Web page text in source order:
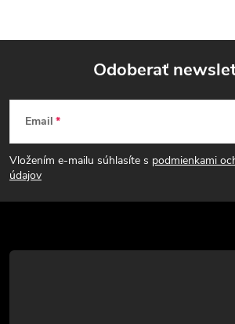
Z
á
p
t
Odoberať
Email
Vložením e-mailu súhlasíte s podmienkami
údajov